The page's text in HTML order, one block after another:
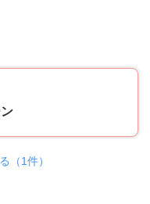
（1件）